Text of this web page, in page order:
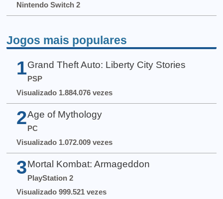
Nintendo Switch 2
Jogos mais populares
1 Grand Theft Auto: Liberty City Stories
PSP
Visualizado 1.884.076 vezes
2 Age of Mythology
PC
Visualizado 1.072.009 vezes
3 Mortal Kombat: Armageddon
PlayStation 2
Visualizado 999.521 vezes